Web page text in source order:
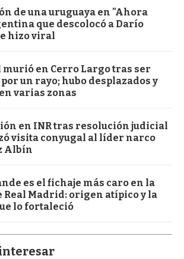
de una uruguaya en "Ahora
que descolocó a Darío
hizo viral
murió en Cerro Largo tras ser
un rayo; hubo desplazados y
varias zonas
en INR tras resolución judicial
visita conyugal al líder narco
Albín
es el fichaje más caro en la
Madrid: origen atípico y la
lo fortaleció